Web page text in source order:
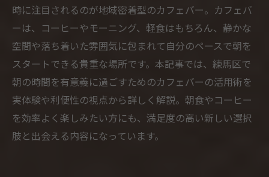
時に注目されるのが地域密着型のカフェバー。カフェバ
ーは、コーヒーやモーニング、軽食はもちろん、静かな
空間や落ち着いた雰囲気に包まれて自分のペースで朝を
スタートできる貴重な場所です。本記事では、練馬区で
朝の時間を有意義に過ごすためのカフェバーの活用術を
実体験や利便性の視点から詳しく解説。朝食やコーヒー
を効率よく楽しみたい方にも、満足度の高い新しい選択
肢と出会える内容になっています。